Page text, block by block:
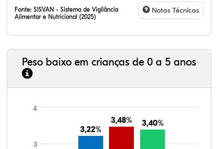
Fonte: SISVAN - Sistema de Vigilância
Alimentar e Nutricional (2025)
Notas Técnicas
Peso baixo em crianças de 0 a 5 anos
3,22%
3,22%
3,48%
3,48% 3,40%
3,40%
3
4